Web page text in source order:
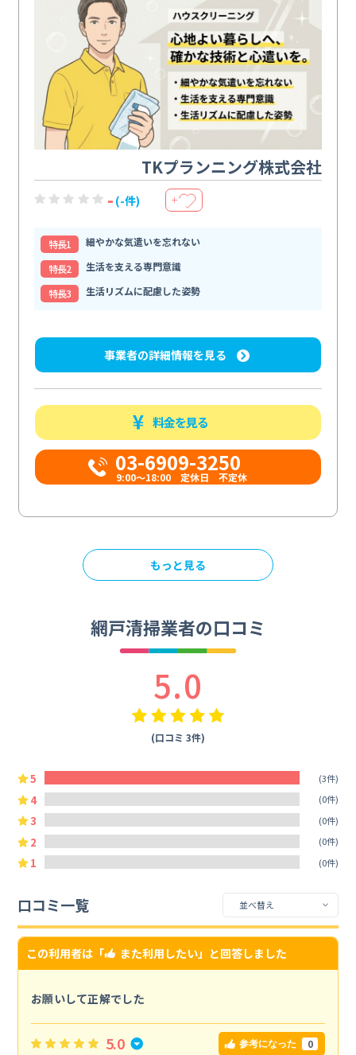
TKプランニング株式会社
- (-件) ＋
特⻑1
細やかな気遣いを忘れない
特⻑2
生活を支える専門意識
特⻑3
生活リズムに配慮した姿勢
事業者の詳細情報を見る
料金を見る
03-6909-3250
9:00～18:00 定休日 不定休
もっと見る
網戸清掃業者の口コミ
5.0
(口コミ 3件)
5 (3件)
4 (0件)
3 (0件)
2 (0件)
1 (0件)
口コミ一覧
この利用者は「 また利用したい」と回答しました
お願いして正解でした
5.0 参考になった 0